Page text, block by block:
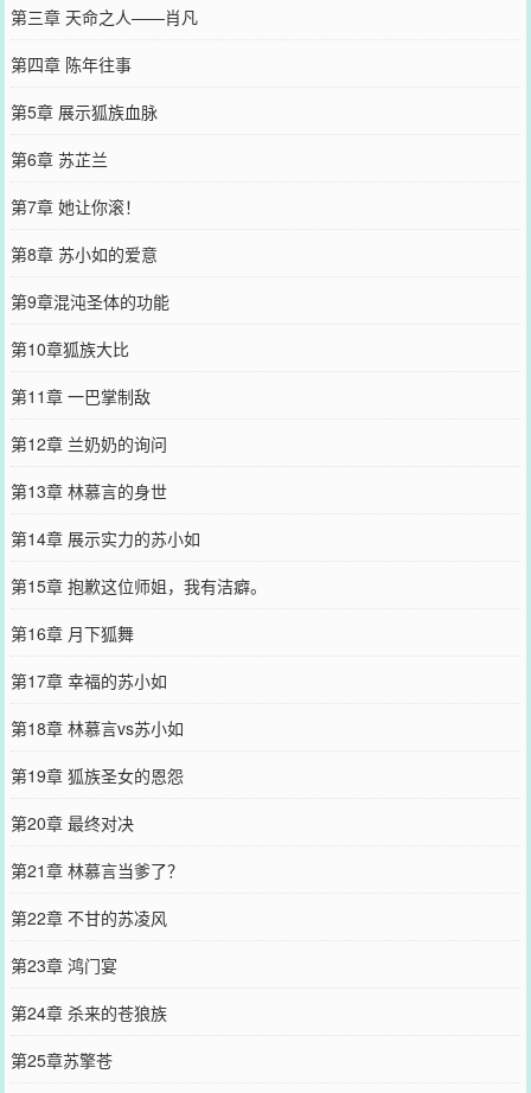
第三章 天命之人——肖凡
第四章 陈年往事
第5章 展示狐族血脉
第6章 苏芷兰
第7章 她让你滚！
第8章 苏小如的爱意
第9章混沌圣体的功能
第10章狐族大比
第11章 一巴掌制敌
第12章 兰奶奶的询问
第13章 林慕言的身世
第14章 展示实力的苏小如
第15章 抱歉这位师姐，我有洁癖。
第16章 月下狐舞
第17章 幸福的苏小如
第18章 林慕言vs苏小如
第19章 狐族圣女的恩怨
第20章 最终对决
第21章 林慕言当爹了？
第22章 不甘的苏凌风
第23章 鸿门宴
第24章 杀来的苍狼族
第25章苏擎苍